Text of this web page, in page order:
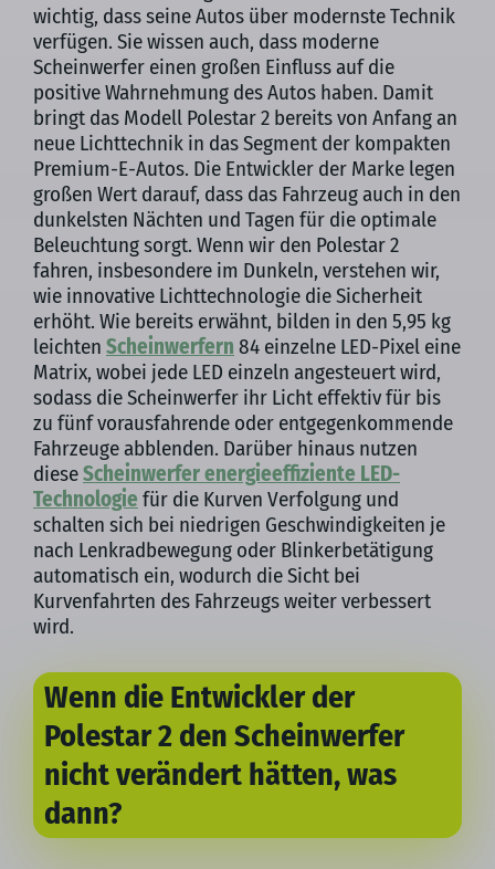
wichtig, dass seine Autos über modernste Technik
verfügen. Sie wissen auch, dass moderne
Scheinwerfer einen großen Einfluss auf die
positive Wahrnehmung des Autos haben. Damit
bringt das Modell Polestar 2 bereits von Anfang an
neue Lichttechnik in das Segment der kompakten
Premium-E-Autos. Die Entwickler der Marke legen
großen Wert darauf, dass das Fahrzeug auch in den
dunkelsten Nächten und Tagen für die optimale
Beleuchtung sorgt. Wenn wir den Polestar 2
fahren, insbesondere im Dunkeln, verstehen wir,
wie innovative Lichttechnologie die Sicherheit
erhöht. Wie bereits erwähnt, bilden in den 5,95 kg
leichten Scheinwerfern 84 einzelne LED-Pixel eine
Matrix, wobei jede LED einzeln angesteuert wird,
sodass die Scheinwerfer ihr Licht effektiv für bis
zu fünf vorausfahrende oder entgegenkommende
Fahrzeuge abblenden. Darüber hinaus nutzen
dieseScheinwerfer energieeffiziente LED-
Technologie für die Kurven Verfolgung und
schalten sich bei niedrigen Geschwindigkeiten je
nach Lenkradbewegung oder Blinkerbetätigung
automatisch ein, wodurch die Sicht bei
Kurvenfahrten des Fahrzeugs weiter verbessert
wird.
Wenn die Entwickler der
Polestar 2 den Scheinwerfer
nicht verändert hätten, was
dann?